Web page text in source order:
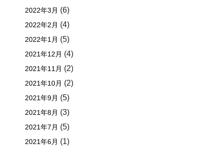
2022年3月 (6)
2022年2月 (4)
2022年1月 (5)
2021年12月 (4)
2021年11月 (2)
2021年10月 (2)
2021年9月 (5)
2021年8月 (3)
2021年7月 (5)
2021年6月 (1)